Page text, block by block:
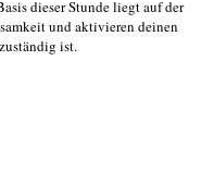
dieser Stunde liegt auf der
und aktivieren deinen
ist.